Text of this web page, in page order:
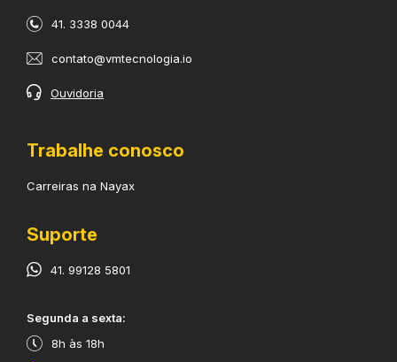
41. 3338 0044
contato@vmtecnologia.io
Ouvidoria
Trabalhe conosco
Carreiras na Nayax
Suporte
41. 99128 5801
​Segunda a sexta:
8h às 18h